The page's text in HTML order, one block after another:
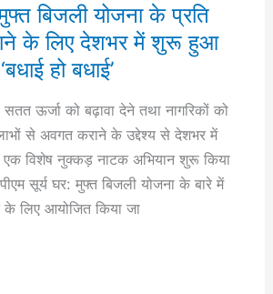
बिजली योजना के प्रति
के लिए देशभर में शुरू हुआ
हो बधाई’
ऊर्जा को बढ़ावा देने तथा नागरिकों को
से अवगत कराने के उद्देश्य से देशभर में
एक विशेष नुक्कड़ नाटक अभियान शुरू किया
सूर्य घर: मुफ्त बिजली योजना के बारे में
लिए आयोजित किया जा